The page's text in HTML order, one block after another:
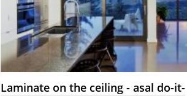
Laminate on the ceiling - asal do-it-